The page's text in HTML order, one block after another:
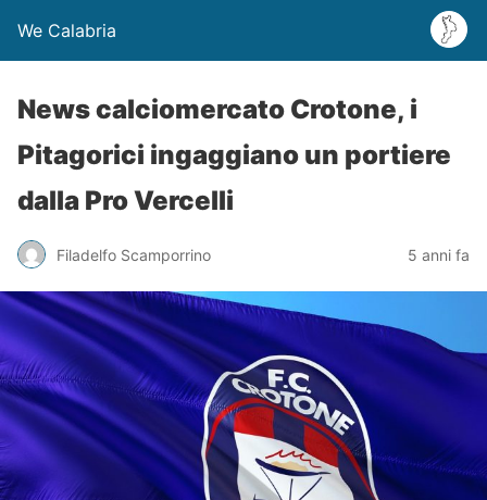
We Calabria
News calciomercato Crotone, i
Pitagorici ingaggiano un portiere
dalla Pro Vercelli
Filadelfo Scamporrino 5 anni fa